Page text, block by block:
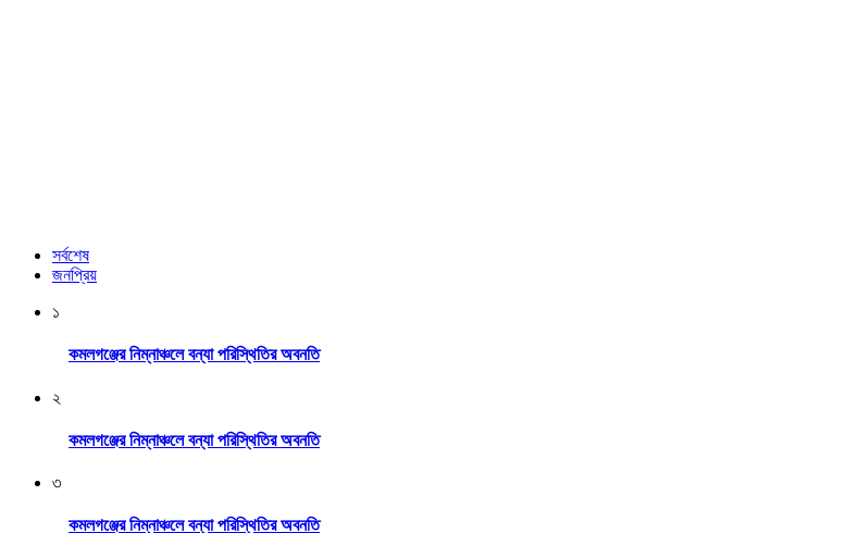
সর্বশেষ
জনপ্রিয়
১
কমলগঞ্জের নিম্নাঞ্চলে বন্যা পরিস্থিতির অবনতি
২
কমলগঞ্জের নিম্নাঞ্চলে বন্যা পরিস্থিতির অবনতি
৩
কমলগঞ্জের নিম্নাঞ্চলে বন্যা পরিস্থিতির অবনতি